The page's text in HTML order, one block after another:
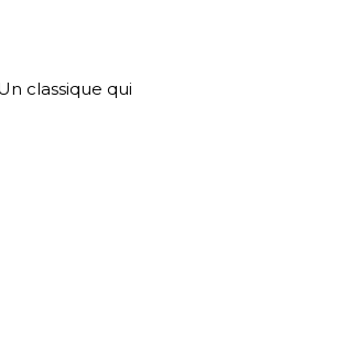
classique qui